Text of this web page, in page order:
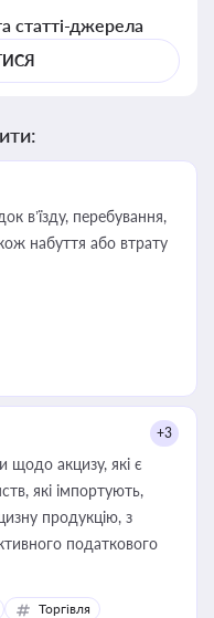
статті-джерела
в’їзду, перебування,
набуття або втрату
+3
щодо акцизу, які є
які імпортують,
продукцію, з
податкового
Торгівля